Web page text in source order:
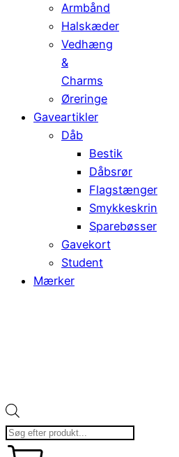
Armbånd
Halskæder
Vedhæng
&
Charms
Øreringe
Gaveartikler
Dåb
Bestik
Dåbsrør
Flagstænger
Smykkeskrin
Sparebøsser
Gavekort
Student
Mærker
search